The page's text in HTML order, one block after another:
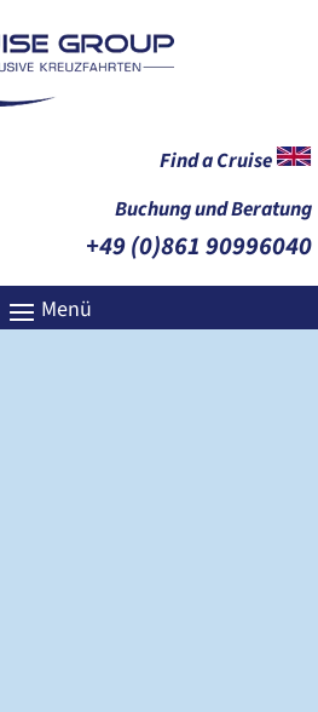
Find a Cruise
Buchung und Beratung
+49 (0)861 90996040